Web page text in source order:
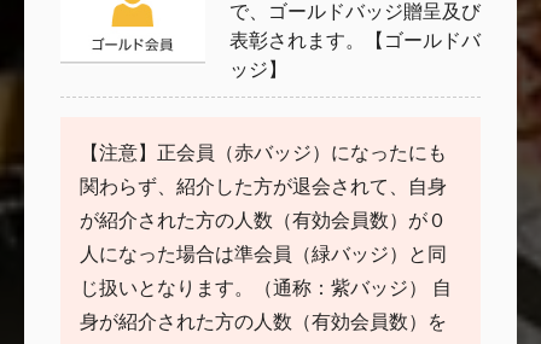
で、ゴールドバッジ贈呈及び
表彰されます。【ゴールドバ
ッジ】
【注意】正会員（赤バッジ）になったにも
関わらず、紹介した方が退会されて、自身
が紹介された方の人数（有効会員数）が０
人になった場合は準会員（緑バッジ）と同
じ扱いとなります。（通称：紫バッジ） 自
身が紹介された方の人数（有効会員数）を